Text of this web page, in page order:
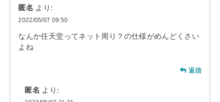
匿名 より:
2022/05/07 09:50
なんか任天堂ってネット周り？の仕様がめんどくさい
よね
返信
匿名 より: